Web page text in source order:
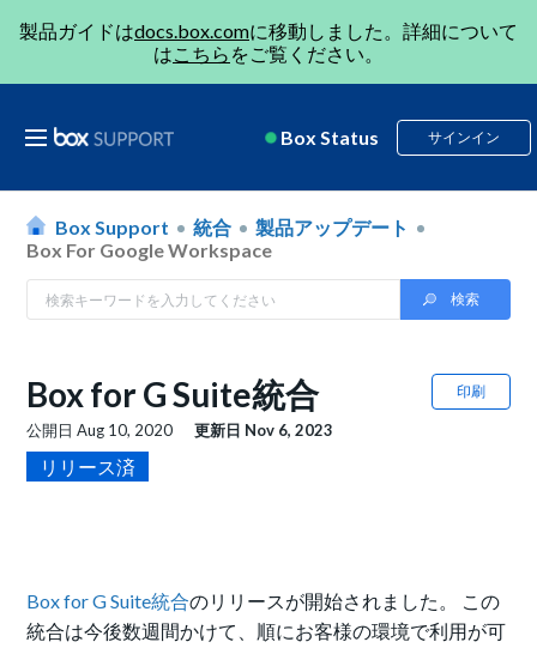
製品ガイドはdocs.box.comに移動しました。詳細について
はこちら をご覧ください。
Box Status サインイン
Box Support 統合
製品アップデート
Box For Google Workspace
印刷
Box for G Suite統合
公開日Aug 10, 2020 更新日 Nov 6, 2023
リリース済
Box for G Suite統合のリリースが開始されました。 この
統合は今後数週間かけて、順にお客様の環境で利用が可